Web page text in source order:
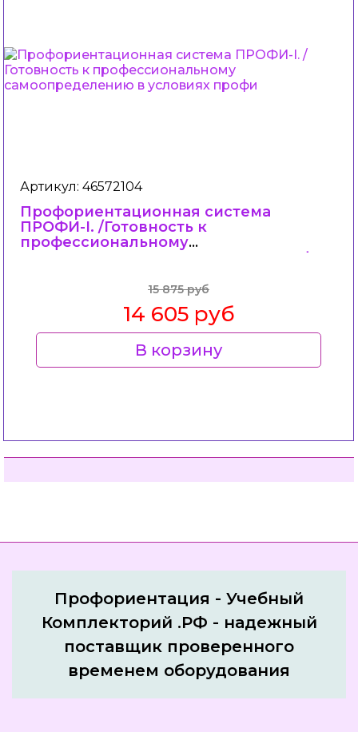
Артикул: 46572104
Профориентационная система
ПРОФИ-I. /Готовность к
профессиональному
самоопределению в условиях профи
15 875 руб
14 605 руб
В корзину
Профориентация - Учебный
Комплекторий .РФ - надежный
поставщик проверенного
временем оборудования